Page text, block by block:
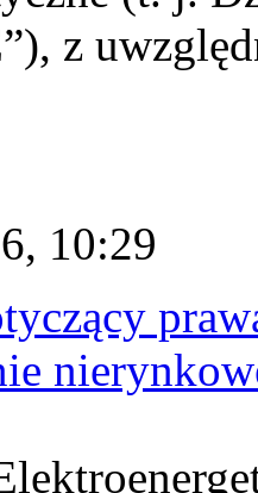
z
10:29